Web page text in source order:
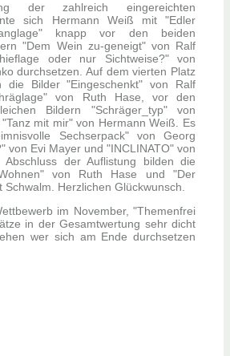
der zahlreich eingereichten
sich Hermann Weiß mit "Edler
knapp vor den beiden
"Dem Wein zu-geneigt" von Ralf
oder nur Sichtweise?" von
durchsetzen. Auf dem vierten Platz
die Bilder "Eingeschenkt" von Ralf
von Ruth Hase, vor den
Bildern "Schräger_typ" von
mit mir" von Hermann Weiß. Es
Sechserpack" von Georg
von Evi Mayer und "INCLINATO" von
Abschluss der Auflistung bilden die
von Ruth Hase und "Der
Schwalm. Herzlichen Glückwunsch.
im November, "Themenfrei
in der Gesamtwertung sehr dicht
wer sich am Ende durchsetzen